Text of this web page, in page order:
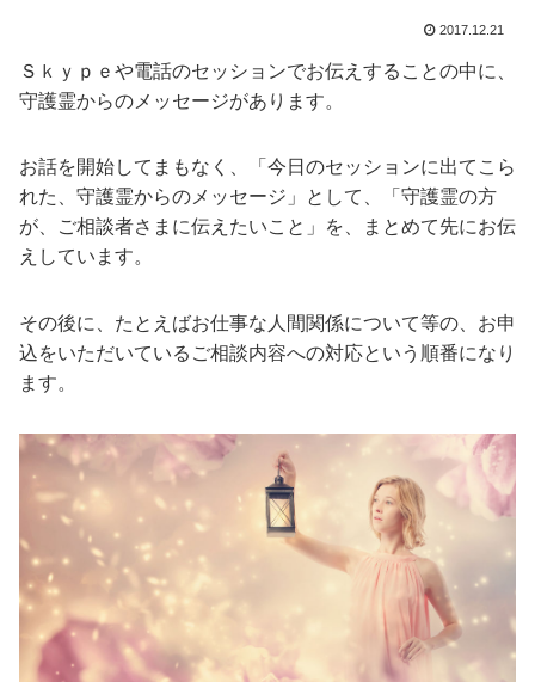
2017.12.21
Ｓｋｙｐｅや電話のセッションでお伝えすることの中に、
守護霊からのメッセージがあります。
お話を開始してまもなく、「今日のセッションに出てこら
れた、守護霊からのメッセージ」として、「守護霊の方
が、ご相談者さまに伝えたいこと」を、まとめて先にお伝
えしています。
その後に、たとえばお仕事な人間関係について等の、お申
込をいただいているご相談内容への対応という順番になり
ます。